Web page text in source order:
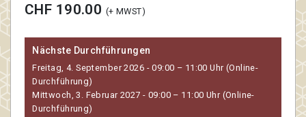
CHF 190.00 (+ MWST)
Nächste Durchführungen
Freitag, 4. September 2026 - 09:00 – 11:00 Uhr (Online-
Durchführung)
Mittwoch, 3. Februar 2027 - 09:00 – 11:00 Uhr (Online-
Durchführung)